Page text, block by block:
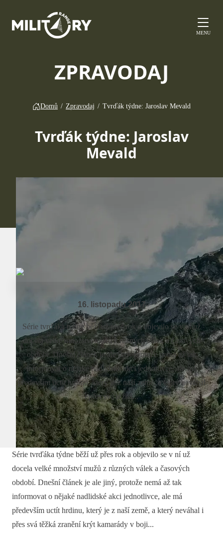
MENU
ZPRAVODAJ
Domů / Zpravodaj / Tvrďák týdne: Jaroslav Mevald
Tvrďák týdne: Jaroslav
Mevald
16. listopadu 2017
Série tvrďáka týdne běží už přes rok a objevilo se v ní už
docela velké množství mužů z různých válek a časových
období. Dnešní článek je ale jiný, protože nemá až tak
informovat o nějaké nadlidské akci jednotlivce, ale má
především uctít hrdinu, který je z naší země, a který neváhal
i přes svá těžká...
Série tvrďáka týdne běží už přes rok a objevilo se v ní už
docela velké množství mužů z různých válek a časových
období. Dnešní článek je ale jiný, protože nemá až tak
informovat o nějaké nadlidské akci jednotlivce, ale má
především uctít hrdinu, který je z naší země, a který neváhal i
přes svá těžká zranění krýt kamarády v boji...